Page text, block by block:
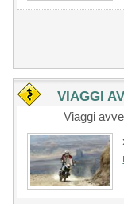
VIAGGI
Viaggi